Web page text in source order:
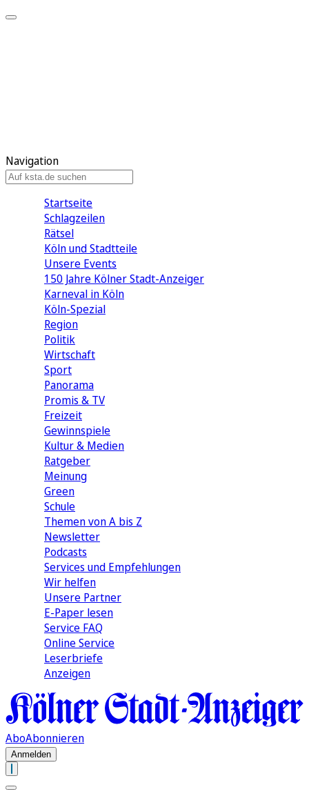
Navigation
Startseite
Schlagzeilen
Rätsel
Köln und Stadtteile
Unsere Events
150 Jahre Kölner Stadt-Anzeiger
Karneval in Köln
Köln-Spezial
Region
Politik
Wirtschaft
Sport
Panorama
Promis & TV
Freizeit
Gewinnspiele
Kultur & Medien
Ratgeber
Meinung
Green
Schule
Themen von A bis Z
Newsletter
Podcasts
Services und Empfehlungen
Wir helfen
Unsere Partner
E-Paper lesen
Service FAQ
Online Service
Leserbriefe
Anzeigen
AboAbonnieren
Anmelden